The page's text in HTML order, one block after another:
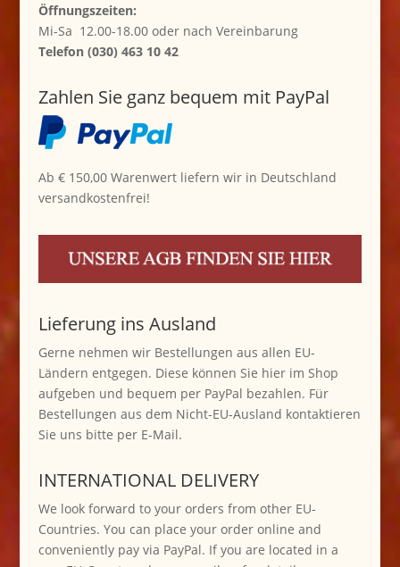
Öffnungszeiten:
Mi-Sa 12.00-18.00 oder nach Vereinbarung
Telefon (030) 463 10 42
Zahlen Sie ganz bequem mit PayPal
Ab € 150,00 Warenwert liefern wir in Deutschland
versandkostenfrei!
Lieferung ins Ausland
Gerne nehmen wir Bestellungen aus allen EU-
Ländern entgegen. Diese können Sie hier im Shop
aufgeben und bequem per PayPal bezahlen. Für
Bestellungen aus dem Nicht-EU-Ausland kontaktieren
Sie uns bitte per E-Mail.
INTERNATIONAL DELIVERY
We look forward to your orders from other EU-
Countries. You can place your order online and
conveniently pay via PayPal. If you are located in a